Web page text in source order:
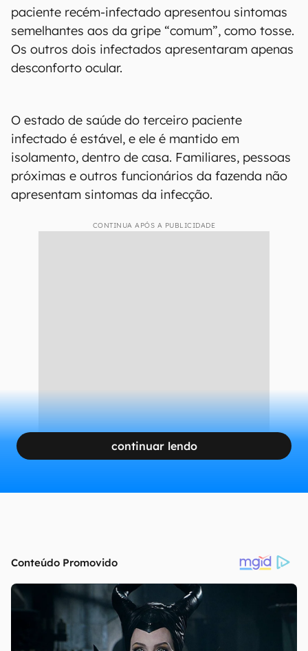
paciente recém-infectado apresentou sintomas
semelhantes aos da gripe “comum”, como tosse.
Os outros dois infectados apresentaram apenas
desconforto ocular.
O estado de saúde do terceiro paciente
infectado é estável, e ele é mantido em
isolamento, dentro de casa. Familiares, pessoas
próximas e outros funcionários da fazenda não
apresentam sintomas da infecção.
CONTINUA APÓS A PUBLICIDADE
continuar lendo